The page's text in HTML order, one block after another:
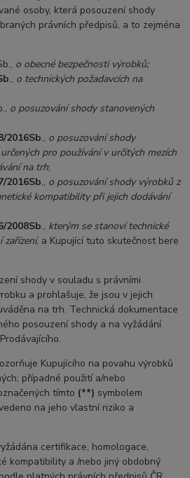
osoby, která posouzení shody
právních předpisů, a to zejména
o obecné bezpečnosti výrobků;
., o technických požadavcích na
o posuzování shody stanovených
2016Sb., o posuzování shody
pro používání v určitých mezích
na trh;
2016Sb., o posuzování shody výrobků z
kompatibility při jejich dodávání
2008Sb., kterým se stanoví technické
zařízení, a Kupující tuto skutečnost bere
shody v souladu s právními
a prohlašuje, že jsou v jejich
na trh. Technická dokumentace
posouzení shody a na vyžádání
Kupujícího na povahu výrobků
případné použití a/nebo
tímto (**) symbolem
na jeho vlastní riziko a
certifikace, homologace,
kompatibility a /nebo jiný obdobný